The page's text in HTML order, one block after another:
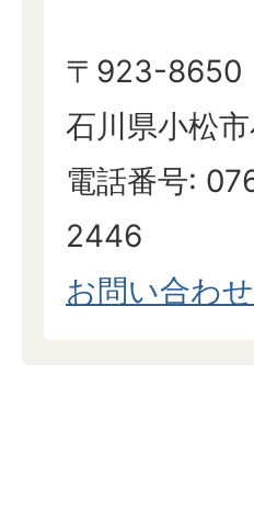
〒923-8650
石川県小松
電話番号:
2446
お問い合わ